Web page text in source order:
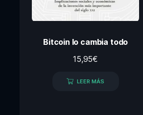
Bitcoin lo cambia todo
15,95€
LEER MÁS